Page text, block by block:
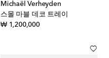
Michaël Verheyden
스몰 마블 데코 트레이
₩ 1,200,000original price